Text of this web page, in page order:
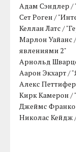
Адам Сэндлер
Сет Роген /
Келлан Латс /
Марлон Уайанс
явлениями 2"
Арнольд
Аарон Экхарт /
Алекс
Кирк Камерон /
Джеймс
Николас Кейдж